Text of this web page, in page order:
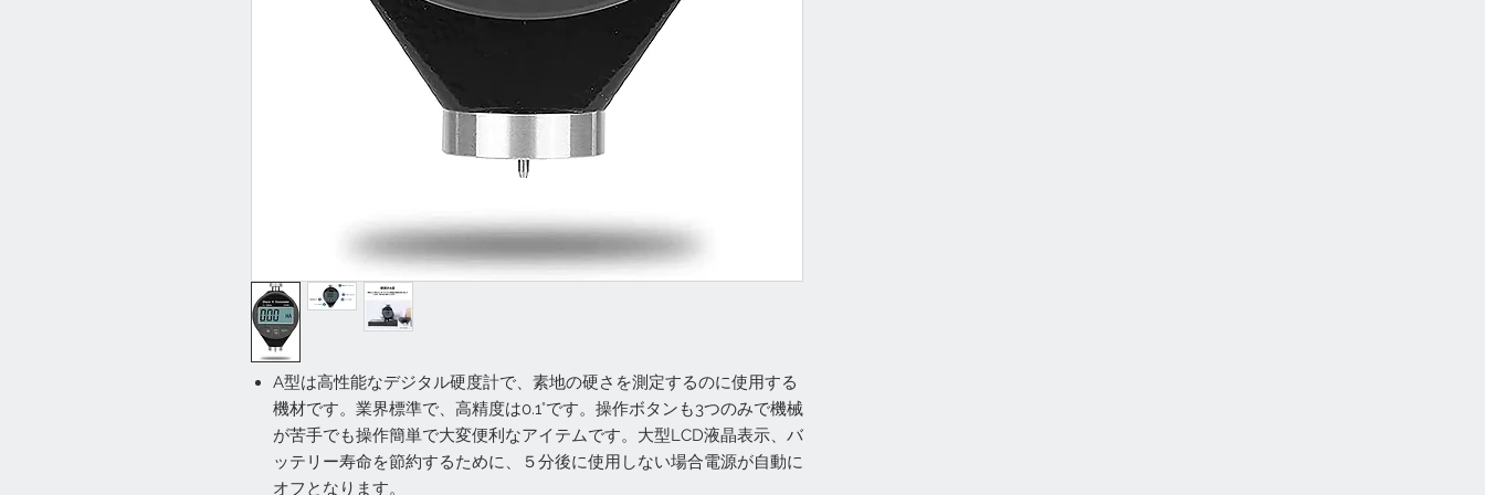
A型は高性能なデジタル硬度計で、素地の硬さを測定するのに使用する
機材です。業界標準で、高精度は0.1°です。操作ボタンも3つのみで機械
が苦手でも操作簡単で大変便利なアイテムです。大型LCD液晶表示、バ
ッテリー寿命を節約するために、５分後に使用しない場合電源が自動に
オフとなります。